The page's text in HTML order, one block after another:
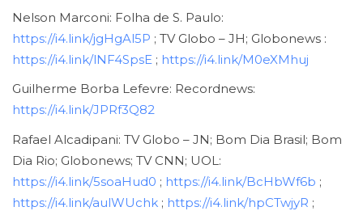
Nelson Marconi: Folha de S. Paulo:
https://i4.link/jgHgAl5P ; TV Globo – JH; Globonews :
https://i4.link/lNF4SpsE ; https://i4.link/M0eXMhuj
Guilherme Borba Lefevre: Recordnews:
https://i4.link/JPRf3Q82
Rafael Alcadipani: TV Globo – JN; Bom Dia Brasil; Bom
Dia Rio; Globonews; TV CNN; UOL:
https://i4.link/5soaHud0 ; https://i4.link/BcHbWf6b ;
https://i4.link/aulWUchk ; https://i4.link/hpCTwjyR ;